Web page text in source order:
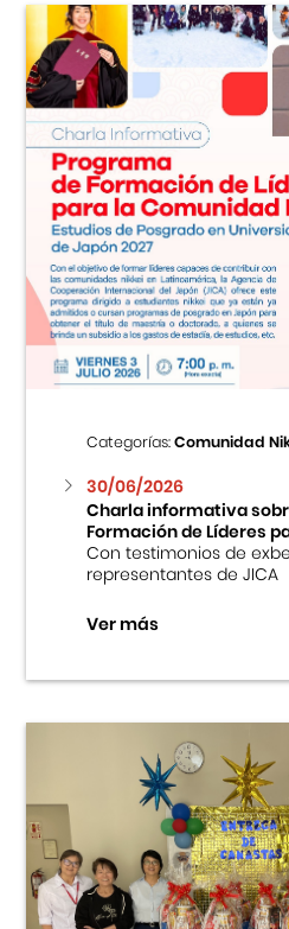
Categorías:Comunidad
30/06/2026
Charla informativa
Formación de Líderes
Con testimonios de
representantes de JICA
Ver más